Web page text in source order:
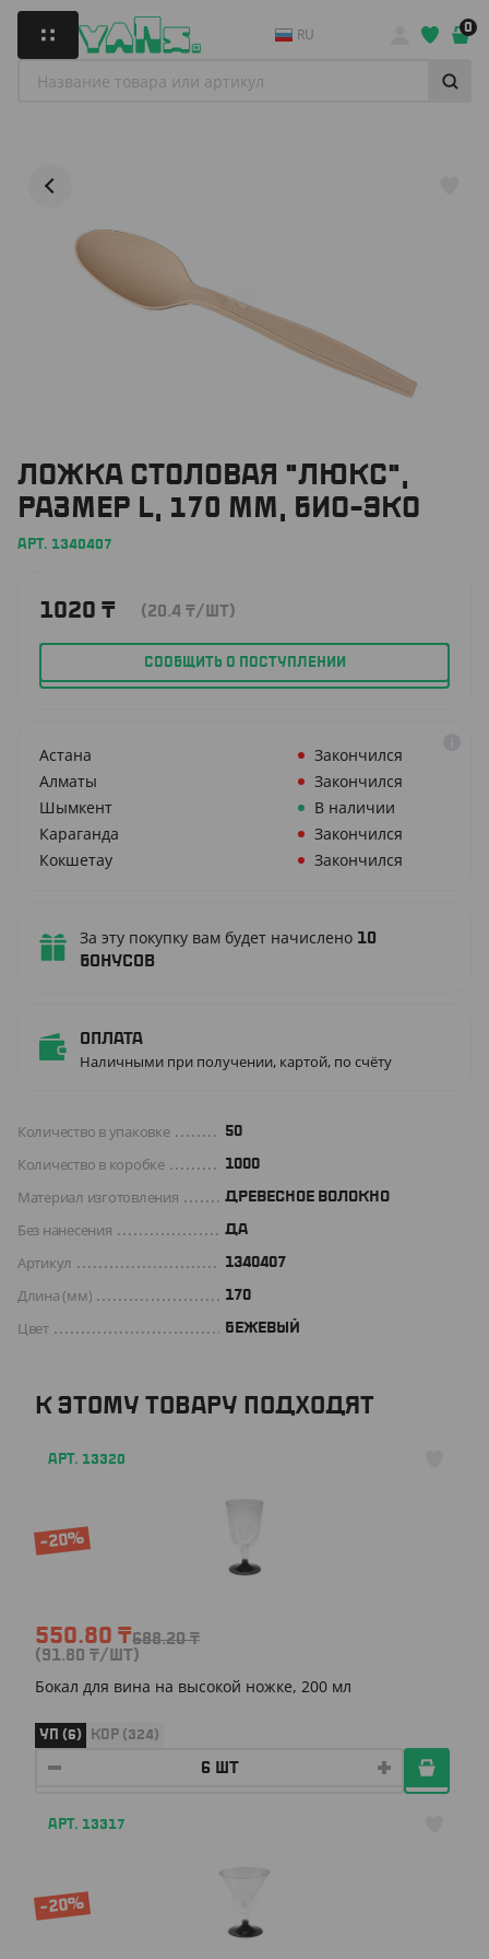
RU 0
ЛОЖКА СТОЛОВАЯ "ЛЮКС",
РАЗМЕР L, 170 ММ, БИО-ЭКО
АРТ. 1340407
1020 ₸ (20.4 ₸/ШТ)
СООБЩИТЬ О ПОСТУПЛЕНИИ
Астана
Закончился
Алматы
Закончился
Шымкент
В наличии
Караганда
Закончился
Кокшетау
Закончился
За эту покупку вам будет начислено 10
бонусов
Оплата
Наличными при получении, картой, по счёту
Количество в упаковке 50
Количество в коробке 1000
Материал изготовления ДРЕВЕСНОЕ ВОЛОКНО
Без нанесения ДА
Артикул 1340407
Длина (мм) 170
Цвет БЕЖЕВЫЙ
К ЭТОМУ ТОВАРУ ПОДХОДЯТ
АРТ. 13320
-20%
550.80 ₸688.20₸
(91.80 ₸/ШТ)
Бокал для вина на высокой ножке, 200 мл
УП (6) КОР (324)
АРТ. 13317
-20%